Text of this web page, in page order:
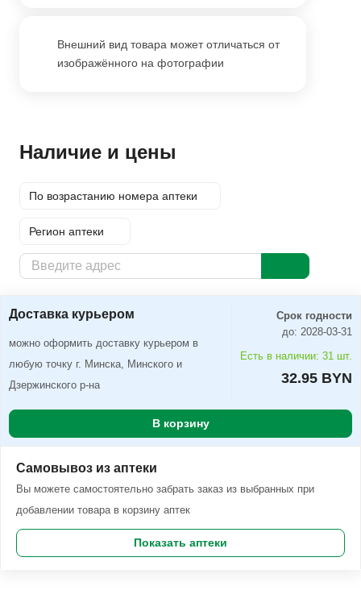
Внешний вид товара может отличаться от
изображённого на фотографии
Наличие и цены
По возрастанию номера аптеки
Регион аптеки
Доставка курьером
Доставка курьером
можно оформить доставку курьером в
любую точку г. Минска, Минского и
Дзержинского р-на
Срок годности
до: 2028-03-31
Есть в наличии: 31 шт.
32.95 BYN
В корзину
Самовывоз из аптеки
Вы можете самостоятельно забрать заказ из выбранных при
добавлении товара в корзину аптек
Показать аптеки